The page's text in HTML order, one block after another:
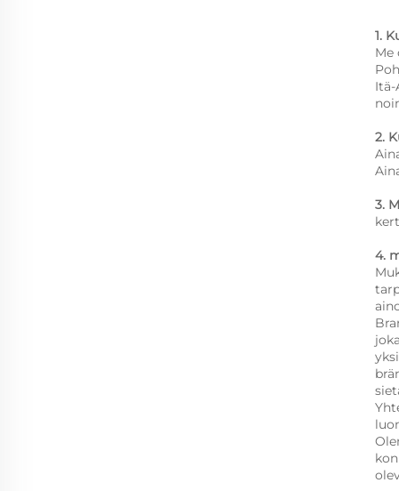
1.
Me
Itä-
2.
3.
4.